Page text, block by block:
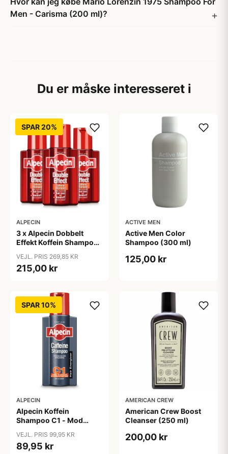
Men - Carisma (200 ml)?
Du er måske interesseret i
SPAR 20%
ALPECIN
3 x Alpecin Dobbelt
Effekt Koffein Shampoo
VEJL. PRIS 269,85 KR
215,00 kr
ACTIVE MEN
Active Men Color
Shampoo (300 ml)
125,00 kr
SPAR 10%
ALPECIN
Alpecin Koffein
Shampoo C1 - Mod
VEJL. PRIS 99,95 KR
89,95 kr
AMERICAN CREW
American Crew Boost
Cleanser (250 ml)
200,00 kr